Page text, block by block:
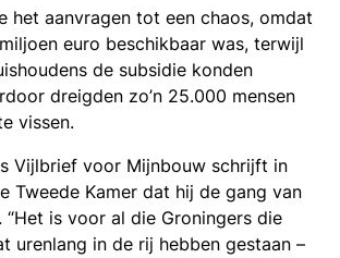
het aanvragen tot een chaos, omdat
euro beschikbaar was, terwijl
de subsidie konden
dreigden zo’n 25.000 mensen
vissen.
Vijlbrief voor Mijnbouw schrijft in
Tweede Kamer dat hij de gang van
is voor al die Groningers die
urenlang in de rij hebben gestaan –